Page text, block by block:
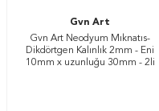
Gvn Art
Gvn Art Neodyum Mıknatıs-
Dikdörtgen Kalınlık 2mm - Eni
10mm x uzunluğu 30mm - 2li